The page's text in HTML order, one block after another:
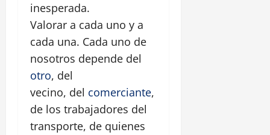
inesperada.
Valorar a cada uno y a
cada una. Cada uno de
nosotros depende del
otro, del
vecino, del comerciante,
de los trabajadores del
transporte, de quienes